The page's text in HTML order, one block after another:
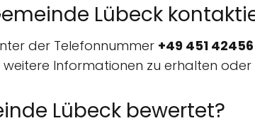
Lübeck
der Telefonnummer +49 451 42456
weitere Informationen zu erhalten oder
Lübeck bewertet?